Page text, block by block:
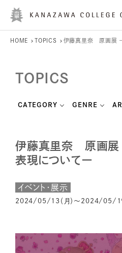
HOME TOPICS 伊藤真里奈 原画展 ー
TOPICS
CATEGORY GENRE
伊藤真里奈 原画展
表現についてー
イベント・展示
2024/05/13（月）～2024/05/19